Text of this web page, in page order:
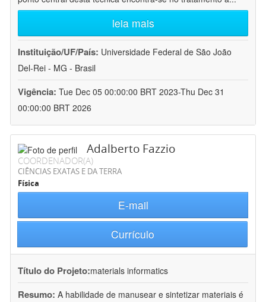
leia mais
Instituição/UF/País: Universidade Federal de São João
Del-Rei - MG - Brasil
Vigência: Tue Dec 05 00:00:00 BRT 2023-Thu Dec 31
00:00:00 BRT 2026
Adalberto Fazzio
COORDENADOR(A)
CIÊNCIAS EXATAS E DA TERRA
Física
E-mail
Currículo
Título do Projeto:materials informatics
Resumo: A habilidade de manusear e sintetizar materiais é